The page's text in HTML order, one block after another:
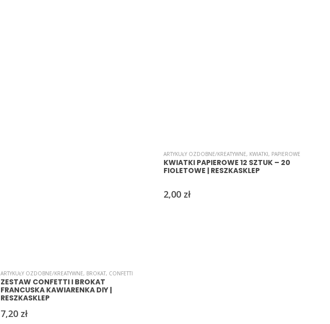
ARTYKUŁY OZDOBNE/KREATYWNE, BROKAT, CONFETTI
ZESTAW CONFETTI I BROKAT
FRANCUSKA KAWIARENKA DIY |
RESZKASKLEP
7,20 zł
ARTYKUŁY OZDOBNE/KREATYWNE, KWIATKI, PAPIEROWE
KWIATKI PAPIEROWE 12 SZTUK – 20
FIOLETOWE | RESZKASKLEP
2,00 zł